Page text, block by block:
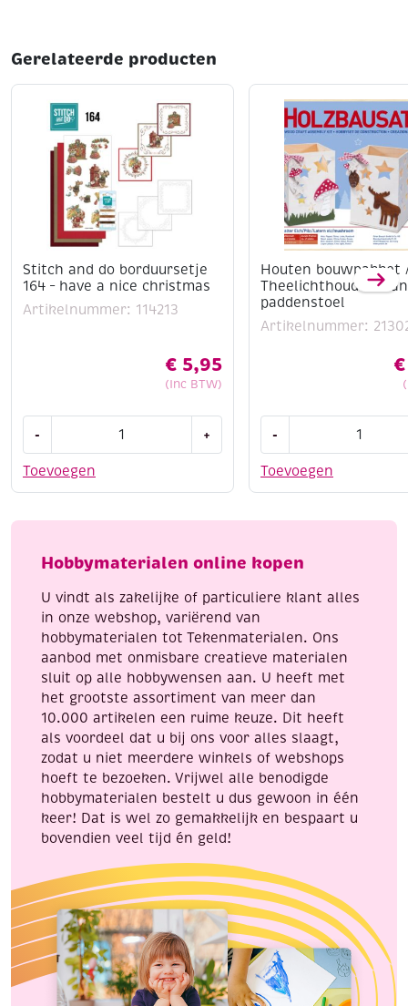
Gerelateerde producten
Stitch and do borduursetje
164 – have a nice christmas
Artikelnummer: 114213
€ 5,95
(Inc BTW)
Toevoegen
-
do
-
christmas
aantal
+
Houten bouwpakket
Theelichthouder
paddenstoel
Artikelnummer:
€
Toevoegen
-
/
en
aantal
Hobbymaterialen online kopen
U vindt als zakelijke of particuliere klant alles
in onze webshop, variërend van
hobbymaterialen tot Tekenmaterialen. Ons
aanbod met onmisbare creatieve materialen
sluit op alle hobbywensen aan. U heeft met
het grootste assortiment van meer dan
10.000 artikelen een ruime keuze. Dit heeft
als voordeel dat u bij ons voor alles slaagt,
zodat u niet meerdere winkels of webshops
hoeft te bezoeken. Vrijwel alle benodigde
hobbymaterialen bestelt u dus gewoon in één
keer! Dat is wel zo gemakkelijk en bespaart u
bovendien veel tijd én geld!